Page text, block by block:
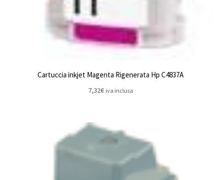
Cartuccia inkjet Magenta Rigenerata Hp C4837A
7,32€ iva inclusa